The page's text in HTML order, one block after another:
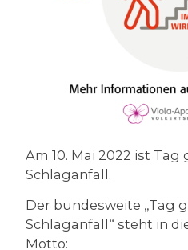
Am 10. Mai 2022 ist Tag
Schlaganfall.
Der bundesweite „Tag
Schlaganfall“ steht in
Motto: